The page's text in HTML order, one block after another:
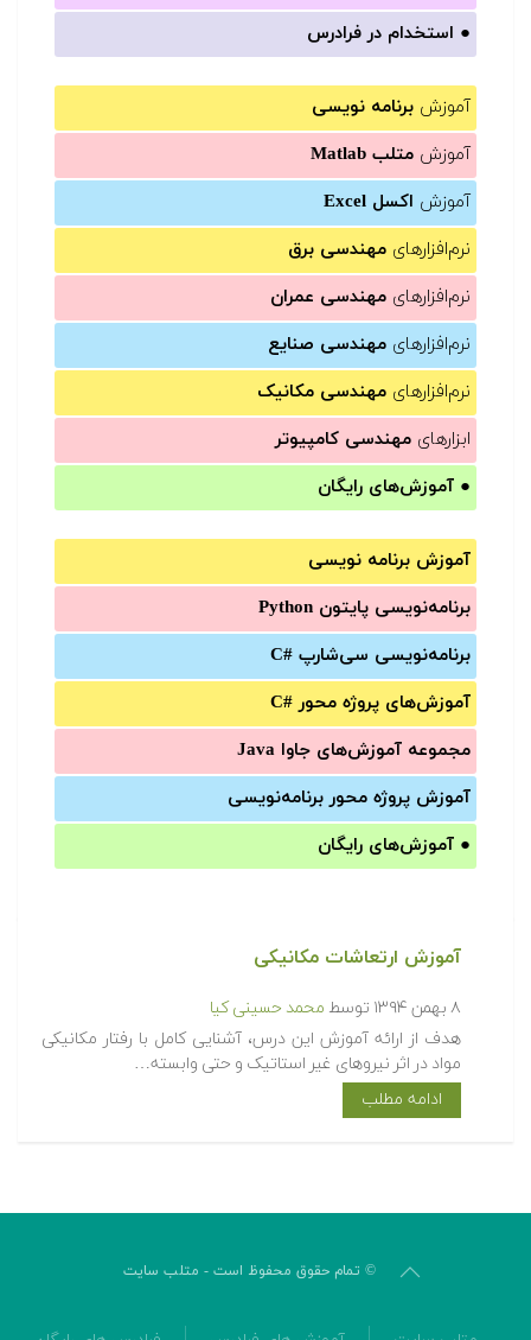
● استخدام در فرادرس
آموزش برنامه نویسی
آموزش متلب Matlab
آموزش اکسل Excel
نرم‌افزارهای مهندسی برق
نرم‌افزارهای مهندسی عمران
نرم‌افزارهای مهندسی صنایع
نرم‌افزارهای مهندسی مکانیک
ابزارهای مهندسی کامپیوتر
● آموزش‌های رایگان
آموزش برنامه نویسی
برنامه‌نویسی پایتون Python
برنامه‌‌نویسی سی‌شارپ C#‎
آموزش‌های پروژه محور #C
مجموعه آموزش‌های جاوا Java
آموزش‌ پروژه محور برنامه‌نویسی
● آموزش‌های رایگان
آموزش ارتعاشات مکانیکی
۸ بهمن ۱۳۹۴ توسط محمد حسینی کیا
هدف از ارائه آموزش این درس، آشنایی کامل با رفتار مکانیکی
مواد در اثر نیروهای غیر استاتیک و حتی وابسته…
ادامه مطلب
© تمام حقوق محفوظ است - متلب سایت